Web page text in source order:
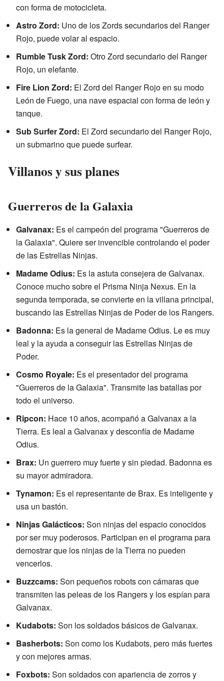
con forma de motocicleta.
Astro Zord: Uno de los Zords secundarios del Ranger
Rojo, puede volar al espacio.
Rumble Tusk Zord: Otro Zord secundario del Ranger
Rojo, un elefante.
Fire Lion Zord: El Zord del Ranger Rojo en su modo
León de Fuego, una nave espacial con forma de león y
tanque.
Sub Surfer Zord: El Zord secundario del Ranger Rojo,
un submarino que puede surfear.
Villanos y sus planes
Guerreros de la Galaxia
Galvanax: Es el campeón del programa "Guerreros de
la Galaxia". Quiere ser invencible controlando el poder
de las Estrellas Ninjas.
Madame Odius: Es la astuta consejera de Galvanax.
Conoce mucho sobre el Prisma Ninja Nexus. En la
segunda temporada, se convierte en la villana principal,
buscando las Estrellas Ninjas de Poder de los Rangers.
Badonna: Es la general de Madame Odius. Le es muy
leal y la ayuda a conseguir las Estrellas Ninjas de
Poder.
Cosmo Royale: Es el presentador del programa
"Guerreros de la Galaxia". Transmite las batallas por
todo el universo.
Ripcon: Hace 10 años, acompañó a Galvanax a la
Tierra. Es leal a Galvanax y desconfía de Madame
Odius.
Brax: Un guerrero muy fuerte y sin piedad. Badonna es
su mayor admiradora.
Tynamon: Es el representante de Brax. Es inteligente y
usa un bastón.
Ninjas Galácticos: Son ninjas del espacio conocidos
por ser muy poderosos. Participan en el programa para
demostrar que los ninjas de la Tierra no pueden
vencerlos.
Buzzcams: Son pequeños robots con cámaras que
transmiten las peleas de los Rangers y los espían para
Galvanax.
Kudabots: Son los soldados básicos de Galvanax.
Basherbots: Son como los Kudabots, pero más fuertes
y con mejores armas.
Foxbots: Son soldados con apariencia de zorros y